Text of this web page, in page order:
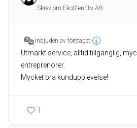
Skrev om EkoStenEts AB
Inbjuden av företaget
Utmärkt service, alltid tillgänglig,
entreprenörer.
Mycket bra kundupplevelse!
1